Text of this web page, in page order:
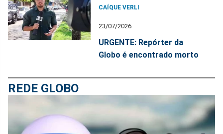
CAÍQUE VERLI
23/07/2026
URGENTE: Repórter da
Globo é encontrado morto
REDE GLOBO